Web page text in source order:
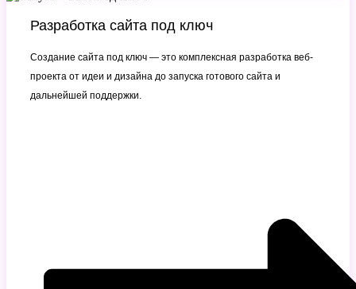
Разработка сайта под ключ
Создание сайта под ключ — это комплексная разработка веб-
проекта от идеи и дизайна до запуска готового сайта и
дальнейшей поддержки.